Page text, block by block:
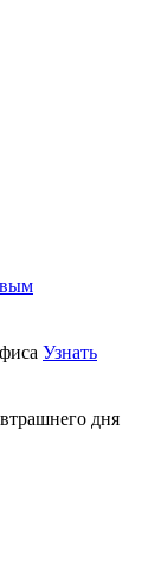
Узнать
дня